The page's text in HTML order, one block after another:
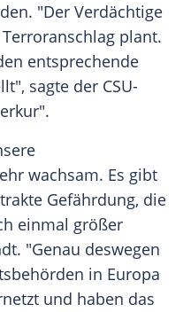
"Der Verdächtige
plant.
entsprechende
sagte der CSU-
wachsam. Es gibt
Gefährdung, die
einmal größer
"Genau deswegen
in Europa
und haben das